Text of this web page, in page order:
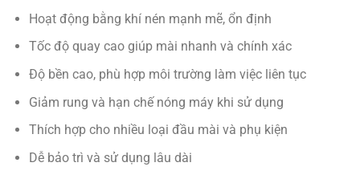
Hoạt động bằng khí nén mạnh mẽ, ổn định
Tốc độ quay cao giúp mài nhanh và chính xác
Độ bền cao, phù hợp môi trường làm việc liên tục
Giảm rung và hạn chế nóng máy khi sử dụng
Thích hợp cho nhiều loại đầu mài và phụ kiện
Dễ bảo trì và sử dụng lâu dài